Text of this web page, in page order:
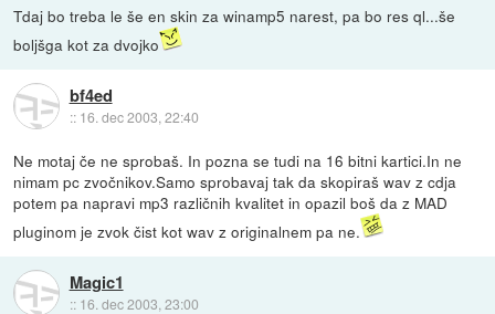
Tdaj bo treba le še en skin za winamp5 narest, pa bo res ql...še
boljšga kot za dvojko
bf4ed
:: 16. dec 2003, 22:40
Ne motaj če ne sprobaš. In pozna se tudi na 16 bitni kartici.In ne
nimam pc zvočnikov.Samo sprobavaj tak da skopiraš wav z cdja
potem pa napravi mp3 različnih kvalitet in opazil boš da z MAD
pluginom je zvok čist kot wav z originalnem pa ne.
Magic1
:: 16. dec 2003, 23:00